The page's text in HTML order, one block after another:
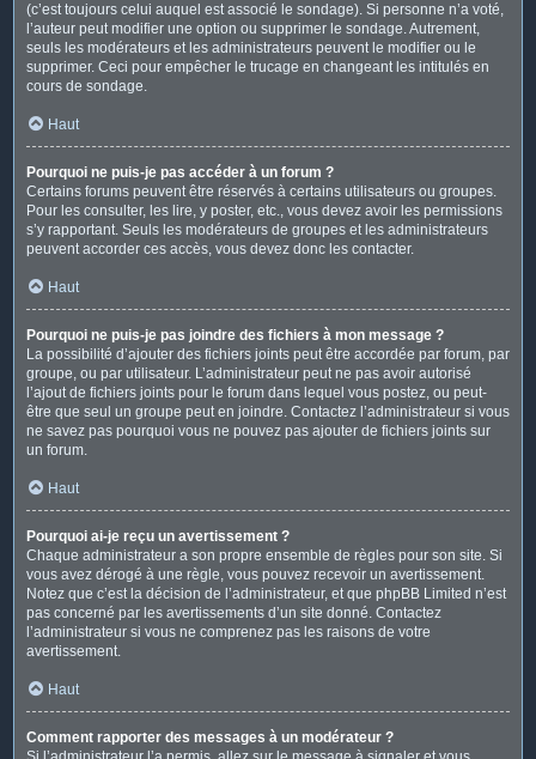
(c’est toujours celui auquel est associé le sondage). Si personne n’a voté,
l’auteur peut modifier une option ou supprimer le sondage. Autrement,
seuls les modérateurs et les administrateurs peuvent le modifier ou le
supprimer. Ceci pour empêcher le trucage en changeant les intitulés en
cours de sondage.
Haut
Pourquoi ne puis-je pas accéder à un forum ?
Certains forums peuvent être réservés à certains utilisateurs ou groupes.
Pour les consulter, les lire, y poster, etc., vous devez avoir les permissions
s’y rapportant. Seuls les modérateurs de groupes et les administrateurs
peuvent accorder ces accès, vous devez donc les contacter.
Haut
Pourquoi ne puis-je pas joindre des fichiers à mon message ?
La possibilité d’ajouter des fichiers joints peut être accordée par forum, par
groupe, ou par utilisateur. L’administrateur peut ne pas avoir autorisé
l’ajout de fichiers joints pour le forum dans lequel vous postez, ou peut-
être que seul un groupe peut en joindre. Contactez l’administrateur si vous
ne savez pas pourquoi vous ne pouvez pas ajouter de fichiers joints sur
un forum.
Haut
Pourquoi ai-je reçu un avertissement ?
Chaque administrateur a son propre ensemble de règles pour son site. Si
vous avez dérogé à une règle, vous pouvez recevoir un avertissement.
Notez que c’est la décision de l’administrateur, et que phpBB Limited n’est
pas concerné par les avertissements d’un site donné. Contactez
l’administrateur si vous ne comprenez pas les raisons de votre
avertissement.
Haut
Comment rapporter des messages à un modérateur ?